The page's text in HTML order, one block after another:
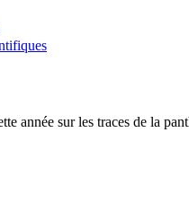
année sur les traces de la